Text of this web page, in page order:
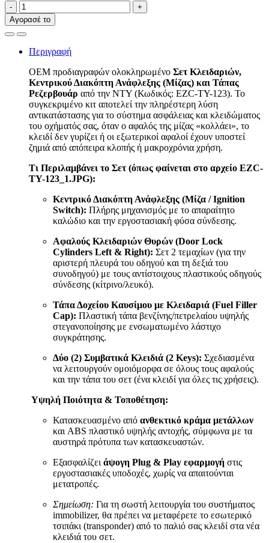
-
+
Αγορασέ το
Περιγραφή
OEM προδιαγραφών ολοκληρωμένο Σετ Κλειδαριών,
Κεντρικού Διακόπτη Ανάφλεξης (Μίζας) και Τάπας
Ρεζερβουάρ από την NTY (Κωδικός: EZC-TY-123). Το
συγκεκριμένο κιτ αποτελεί την πληρέστερη λύση
αντικατάστασης για το σύστημα ασφάλειας και κλειδώματος
του οχήματός σας, όταν ο αφαλός της μίζας «κολλάει», το
κλειδί δεν γυρίζει ή οι εξωτερικοί αφαλοί έχουν υποστεί
ζημιά από απόπειρα κλοπής ή μακροχρόνια χρήση.
Τι Περιλαμβάνει το Σετ (όπως φαίνεται στο αρχείο EZC-
TY-123_1.JPG):
Κεντρικό Διακόπτη Ανάφλεξης (Μίζα / Ignition
Switch): Πλήρης μηχανισμός με το απαραίτητο
καλώδιο και την εργοστασιακή φύσα σύνδεσης.
Αφαλούς Κλειδαριών Θυρών (Door Lock
Cylinders Left & Right): Σετ 2 τεμαχίων (για την
αριστερή πλευρά του οδηγού και τη δεξιά του
συνοδηγού) με τους αντίστοιχους πλαστικούς οδηγούς
σύνδεσης (κίτρινο/λευκό).
Τάπα Δοχείου Καυσίμου με Κλειδαριά (Fuel Filler
Cap): Πλαστική τάπα βενζίνης/πετρελαίου υψηλής
στεγανοποίησης με ενσωματωμένο λάστιχο
συγκράτησης.
Δύο (2) Συμβατικά Κλειδιά (2 Keys): Σχεδιασμένα
να λειτουργούν ομοιόμορφα σε όλους τους αφαλούς
και την τάπα του σετ (ένα κλειδί για όλες τις χρήσεις).
Υψηλή Ποιότητα & Τοποθέτηση:
Κατασκευασμένο από ανθεκτικό κράμα μετάλλων
και ABS πλαστικό υψηλής αντοχής, σύμφωνα με τα
αυστηρά πρότυπα των κατασκευαστών.
Εξασφαλίζει άψογη Plug & Play εφαρμογή στις
εργοστασιακές υποδοχές, χωρίς να απαιτούνται
μετατροπές.
Σημείωση: Για τη σωστή λειτουργία του συστήματος
immobilizer, θα πρέπει να μεταφέρετε το εσωτερικό
τσιπάκι (transponder) από το παλιό σας κλειδί στα νέα
κλειδιά του σετ.